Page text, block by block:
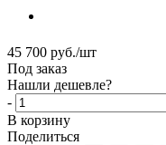
45 700 руб./шт
Под заказ
Нашли дешевле?
-
В корзину
Поделиться